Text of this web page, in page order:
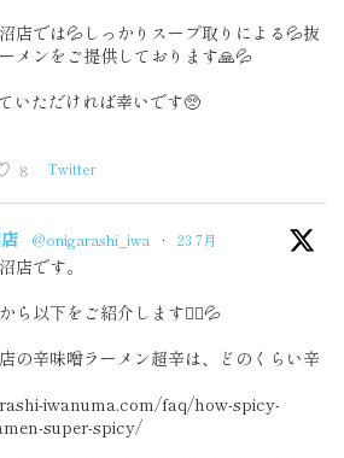
店では💦しっかりスープ取りによる💦抜
メンをご提供しております🙏💦
いただければ幸いです🥺
8 Twitter
@onigarashi_iwa · 23 7月
店です。
ら以下をご紹介します🙇‍♂️💦
の辛味噌ラーメン超辛は、どのくらい辛
iwanuma.com/faq/how-spicy-
super-spicy/